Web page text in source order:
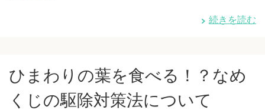
続きを読む
ひまわりの葉を食べる！？なめ
くじの駆除対策法について